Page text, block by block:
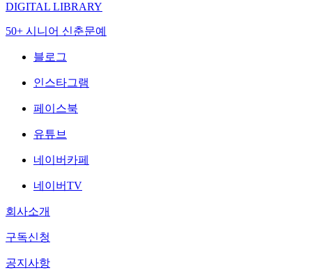
DIGITAL LIBRARY
50+ 시니어 신춘문예
블로그
인스타그램
페이스북
유튜브
네이버카페
네이버TV
회사소개
구독신청
공지사항